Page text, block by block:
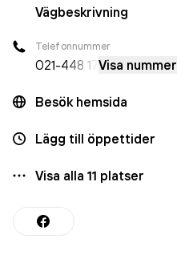
Vägbeskrivning
Telefonnummer
021-448 17 Visa nummer
Besök hemsida
Lägg till öppettider
Visa alla 11 platser